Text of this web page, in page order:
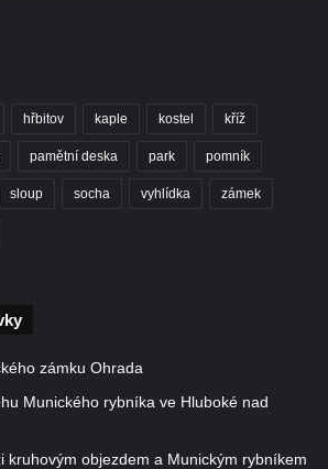
hřbitov kaple kostel kříž
pamětní deska park pomník
sloup socha vyhlídka zámek
zámku Ohrada
Munického rybníka ve Hluboké nad
kruhovým objezdem a Munickým rybníkem